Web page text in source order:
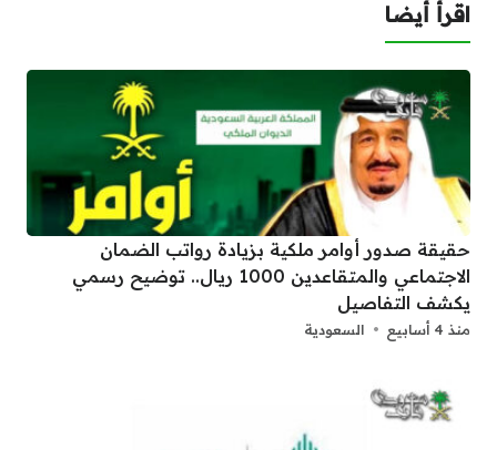
اقرأ أيضا
حقيقة صدور أوامر ملكية بزيادة رواتب الضمان
الاجتماعي والمتقاعدين 1000 ريال.. توضيح رسمي
يكشف التفاصيل
منذ 4 أسابيع السعودية